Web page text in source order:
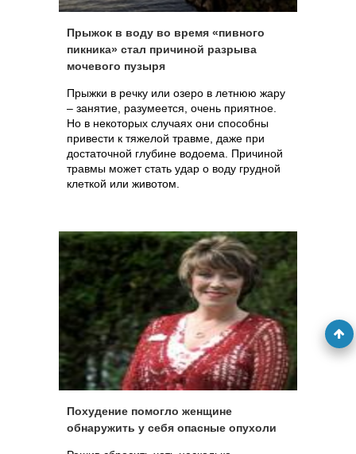
Прыжок в воду во время «пивного
пикника» стал причиной разрыва
мочевого пузыря
Прыжки в речку или озеро в летнюю жару
– занятие, разумеется, очень приятное.
Но в некоторых случаях они способны
привести к тяжелой травме, даже при
достаточной глубине водоема. Причиной
травмы может стать удар о воду грудной
клеткой или животом.
Похудение помогло женщине
обнаружить у себя опасные опухоли